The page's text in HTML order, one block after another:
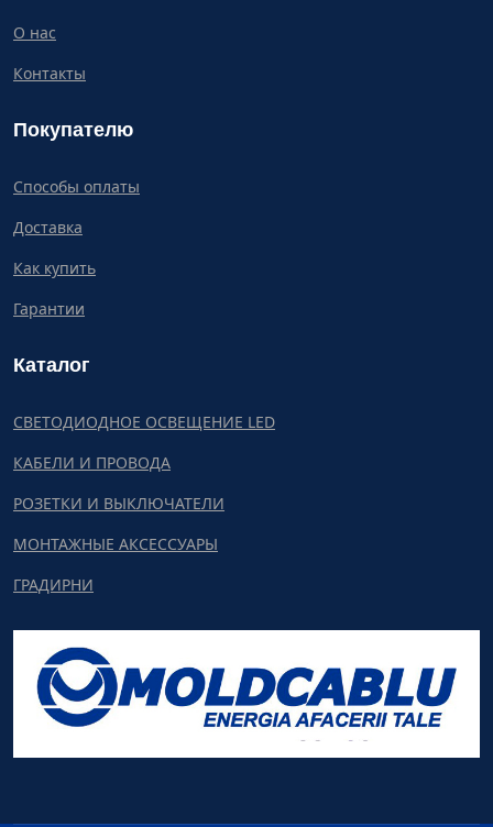
О нас
Контакты
Покупателю
Способы оплаты
Доставка
Как купить
Гарантии
Каталог
СВЕТОДИОДНОЕ ОСВЕЩЕНИЕ LED
КАБЕЛИ И ПРОВОДА
РОЗЕТКИ И ВЫКЛЮЧАТЕЛИ
МОНТАЖНЫЕ АКСЕССУАРЫ
ГРАДИРНИ